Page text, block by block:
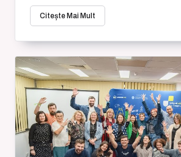
Citește Mai Mult